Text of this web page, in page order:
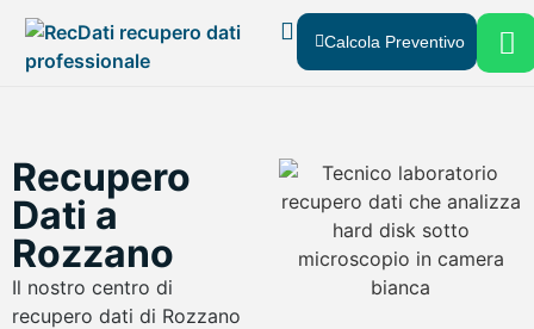
Calcola Preventivo
Recupero
Dati a
Rozzano
Il nostro centro di
recupero dati di Rozzano